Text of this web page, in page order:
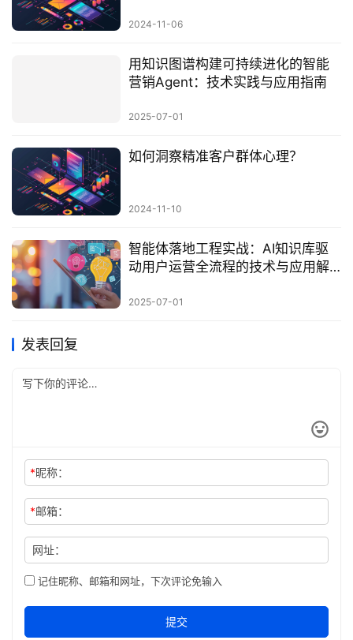
2024-11-06
用知识图谱构建可持续进化的智能
营销Agent：技术实践与应用指南
2025-07-01
如何洞察精准客户群体心理？
2024-11-10
智能体落地工程实战：AI知识库驱
动用户运营全流程的技术与应用解
2025-07-01
发表回复
*昵称：
*邮箱：
网址：
记住昵称、邮箱和网址，下次评论免输入
提交